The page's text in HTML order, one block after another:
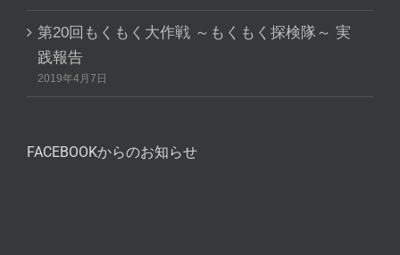
第20回もくもく大作戦 ～もくもく探検隊～ 実
践報告
2019年4月7日
FACEBOOKからのお知らせ